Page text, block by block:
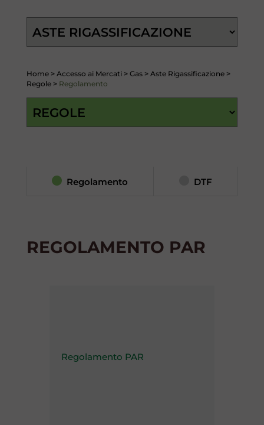
Home > Accesso ai Mercati > Gas > Aste Rigassificazione >
Regole > Regolamento
Regolamento DTF
REGOLAMENTO PAR
Regolamento PAR